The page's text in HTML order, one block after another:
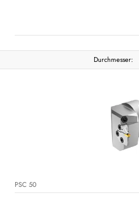
Durchmesser:
PSC 50